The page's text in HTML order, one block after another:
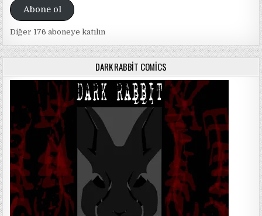
AdresiAbone ol
Diğer 176 aboneye katılın
DARK RABBIT COMICS